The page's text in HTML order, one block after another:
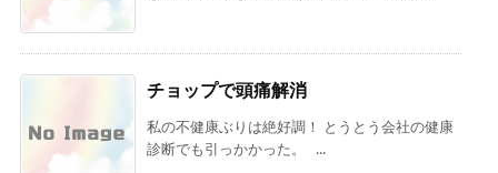
チョップで頭痛解消
私の不健康ぶりは絶好調！ とうとう会社の健康
診断でも引っかかった。 ...